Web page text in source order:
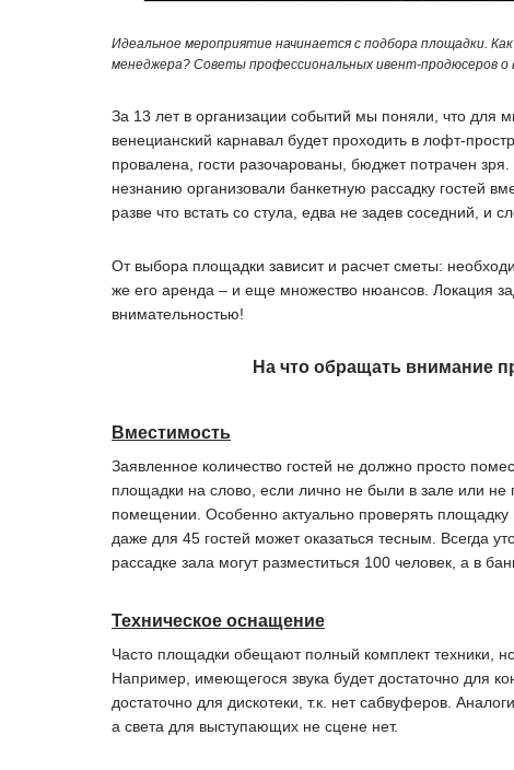
Идеальное мероприятие начинается с подбора площадки.
менеджера? Советы профессиональных ивент-продюсеров
За 13 лет в организации событий мы поняли, что для
венецианский карнавал будет проходить в лофт-
провалена, гости разочарованы, бюджет потрачен
незнанию организовали банкетную рассадку гостей
разве что встать со стула, едва не задев соседний, и
От выбора площадки зависит и расчет сметы:
же его аренда – и еще множество нюансов. Локация
внимательностью!
На что обращать внимание
Вместимость
Заявленное количество гостей не должно просто
площадки на слово, если лично не были в зале или не
помещении. Особенно актуально проверять площадку
даже для 45 гостей может оказаться тесным. Всегда
рассадке зала могут разместиться 100 человек, а в
Техническое оснащение
Часто площадки обещают полный комплект техники,
Например, имеющегося звука будет достаточно для
достаточно для дискотеки, т.к. нет сабвуферов.
а света для выступающих не сцене нет.